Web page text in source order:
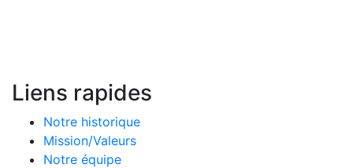
Liens rapides
Notre historique
Mission/Valeurs
Notre équipe